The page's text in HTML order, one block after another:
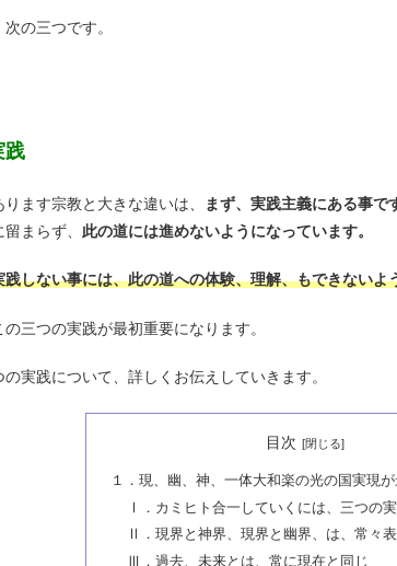
の三つです。
践
ます宗教と大きな違いは、 まず、実践主義にある事で
まらず、 此の道には進めないようになっています。
践しない事には、此の道への体験、理解、もできないよ
三つの実践が最初重要になります。
実践について、詳しくお伝えしていきます。
目次
１．現、幽、神、一体大和楽の光の国実現
Ⅰ．カミヒト合一していくには、三つの
Ⅱ．現界と神界、現界と幽界、は、常々
Ⅲ．過去、未来とは、常に現在と同じ